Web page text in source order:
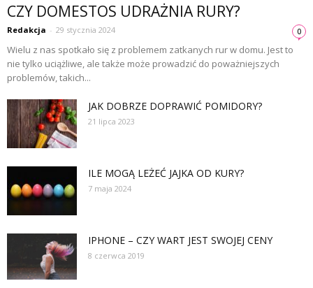
CZY DOMESTOS UDRAŻNIA RURY?
Redakcja - 29 stycznia 2024 0
Wielu z nas spotkało się z problemem zatkanych rur w domu. Jest to
nie tylko uciążliwe, ale także może prowadzić do poważniejszych
problemów, takich...
JAK DOBRZE DOPRAWIĆ POMIDORY?
21 lipca 2023
ILE MOGĄ LEŻEĆ JAJKA OD KURY?
7 maja 2024
IPHONE – CZY WART JEST SWOJEJ CENY
8 czerwca 2019